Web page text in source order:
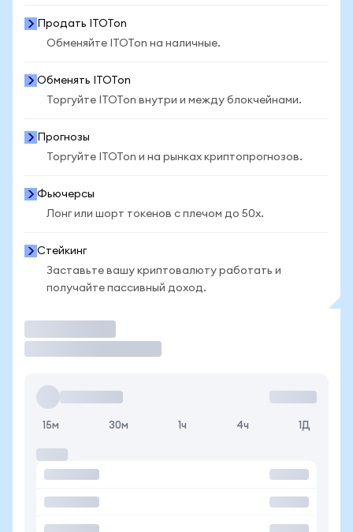
Продать ITOTon
Обменяйте ITOTon на наличные.
Обменять ITOTon
Торгуйте ITOTon внутри и между блокчейнами.
Прогнозы
Торгуйте ITOTon и на рынках криптопрогнозов.
Фьючерсы
Лонг или шорт токенов с плечом до 50x.
Стейкинг
Заставьте вашу криптовалюту работать и
получайте пассивный доход.
15м 30м 1ч 4ч 1Д